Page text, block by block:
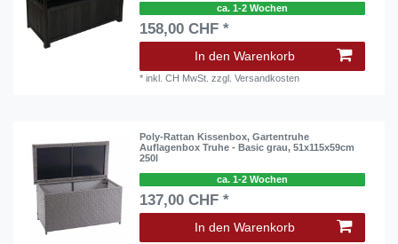
ca. 1-2 Wochen
158,00 CHF *
In den Warenkorb
*inkl. CH MwSt. zzgl.Versandkosten
Poly-Rattan Kissenbox, Gartentruhe
Auflagenbox Truhe - Basic grau, 51x115x59cm
250l
ca. 1-2 Wochen
137,00 CHF *
In den Warenkorb